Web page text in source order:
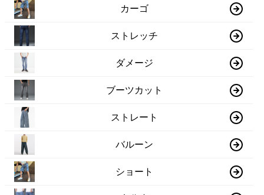
カーゴ
ストレッチ
ダメージ
ブーツカット
ストレート
バルーン
ショート